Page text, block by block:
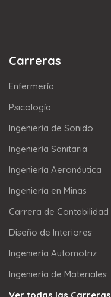
Carreras
Enfermería
Psicología
Ingeniería de Sonido
Ingeniería Sanitaria
Ingeniería Aeronáutica
Ingeniería en Minas
Carrera de Contabilidad
Diseño de Interiores
Ingeniería Automotriz
Ingeniería de Materiales